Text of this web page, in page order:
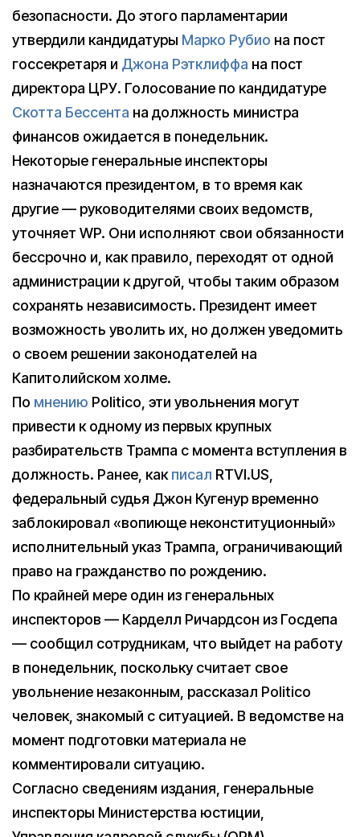
безопасности. До этого парламентарии
утвердили кандидатуры Марко Рубио на пост
госсекретаря и Джона Рэтклиффа на пост
директора ЦРУ. Голосование по кандидатуре
Скотта Бессента на должность министра
финансов ожидается в понедельник.
Некоторые генеральные инспекторы
назначаются президентом, в то время как
другие — руководителями своих ведомств,
уточняет WP. Они исполняют свои обязанности
бессрочно и, как правило, переходят от одной
администрации к другой, чтобы таким образом
сохранять независимость. Президент имеет
возможность уволить их, но должен уведомить
о своем решении законодателей на
Капитолийском холме.
По мнению Politico, эти увольнения могут
привести к одному из первых крупных
разбирательств Трампа с момента вступления в
должность. Ранее, какписал RTVI.US,
федеральный судья Джон Кугенур временно
заблокировал «вопиюще неконституционный»
исполнительный указ Трампа, ограничивающий
право на гражданство по рождению.
По крайней мере один из генеральных
инспекторов — Карделл Ричардсон из Госдепа
— сообщил сотрудникам, что выйдет на работу
в понедельник, поскольку считает свое
увольнение незаконным, рассказал Politico
человек, знакомый с ситуацией. В ведомстве на
момент подготовки материала не
комментировали ситуацию.
Согласно сведениям издания, генеральные
инспекторы Министерства юстиции,